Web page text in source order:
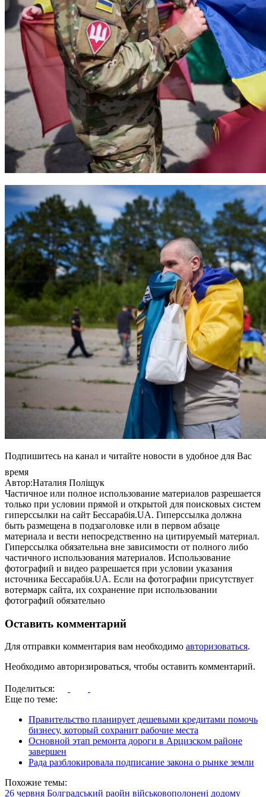
Подпишитесь на канал и читайте новости в удобное для Вас
время
Автор:Наталия Поліщук
Частичное или полное использование материалов разрешается
только при условии прямой и открытой для поисковых систем
гиперссылки на сайт Бессарабія.UA. Гиперссылка должна
быть размещена в подзаголовке или в первом абзаце
материала и вести непосредственно на цитируемый материал.
Гиперссылка обязательна вне зависимости от полного либо
частичного использования материалов. Использование
фотографий и видео разрешается при условии указания
источника Бессарабія.UA. Если на фотографии присутствует
вотермарк сайта, их сохранение при использовании
фотографий обязательно
Оставить комментарий
Для отправки комментария вам необходимо авторизоваться.
Необходимо авторизироваться, чтобы оставить комментарий.
Поделиться:
Еще по теме:
Правительство планирует дешевыми кредитами помочь
бизнесу, который сохранит рабочие места
Основной этап ремонта дороги в Арцизском районе
завершен
Рада разблокировала подписание закона о рынке земли
Похожие темы:
26 червня Болградський раойн військовополонені додому